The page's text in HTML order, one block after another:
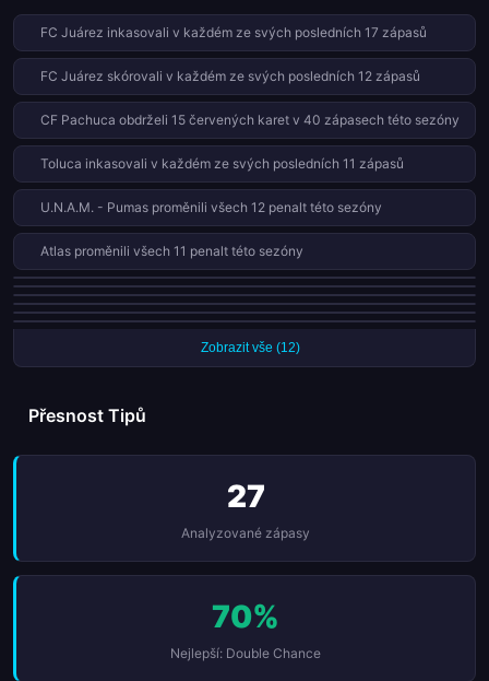
FC Juárez inkasovali v každém ze svých posledních 17 zápasů
FC Juárez skórovali v každém ze svých posledních 12 zápasů
CF Pachuca obdrželi 15 červených karet v 40 zápasech této sezóny
Toluca inkasovali v každém ze svých posledních 11 zápasů
U.N.A.M. - Pumas proměnili všech 12 penalt této sezóny
Atlas proměnili všech 11 penalt této sezóny
Santos Laguna obdrželi 11 červených karet v 34 zápasech této sezóny
Mazatlán inkasovali v každém ze svých posledních 9 zápasů
Necaxa obdrželi 10 červených karet v 34 zápasech této sezóny
Club Querétaro jsou neporažení v posledních 5 ligových zápasech
FC Juárez proměnili všech 10 penalt této sezóny
Zobrazit vše (12)
Přesnost Tipů
27
Analyzované zápasy
70%
Nejlepší: Double Chance